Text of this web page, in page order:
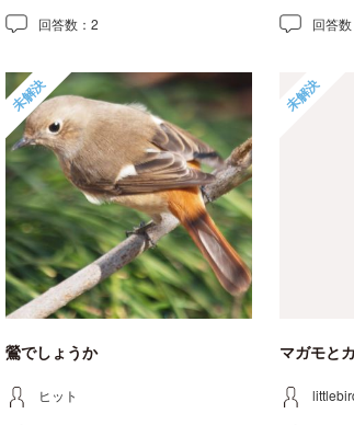
回答数： 2 回答数
未解決
鶯でしょうか
ヒット
未解決
マガモと